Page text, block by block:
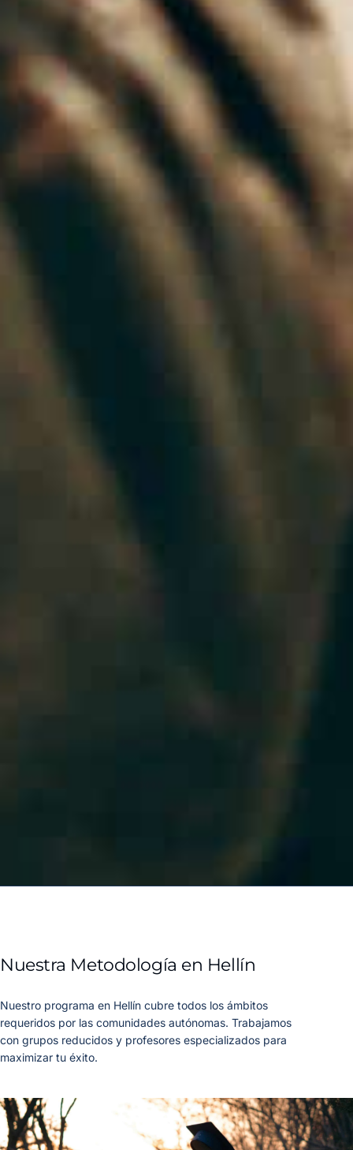
Nuestra Metodología en Hellín
Nuestro programa en Hellín cubre todos los ámbitos
requeridos por las comunidades autónomas. Trabajamos
con grupos reducidos y profesores especializados para
maximizar tu éxito.